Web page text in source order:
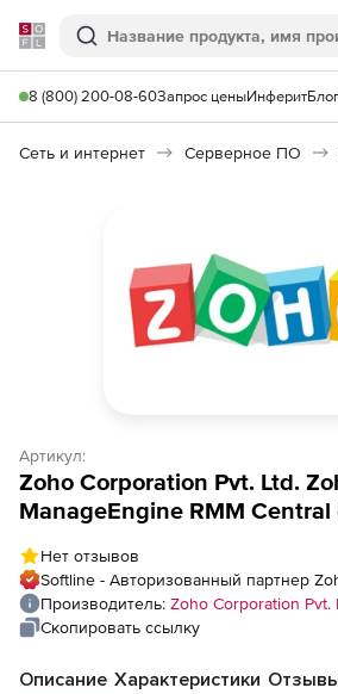
Softline
Поиск
8 (800) 200-08-60Запрос ценыИнферит
Сеть и интернет Серверное ПО
Артикул:
Zoho Corporation Pvt. Ltd.
ManageEngine RMM
NCM 250 Devices Pack
Нет отзывов
Softline - Авторизованный партнер
Производитель: Zoho Corporation Pvt.
Скопировать ссылку
Описание Характеристики